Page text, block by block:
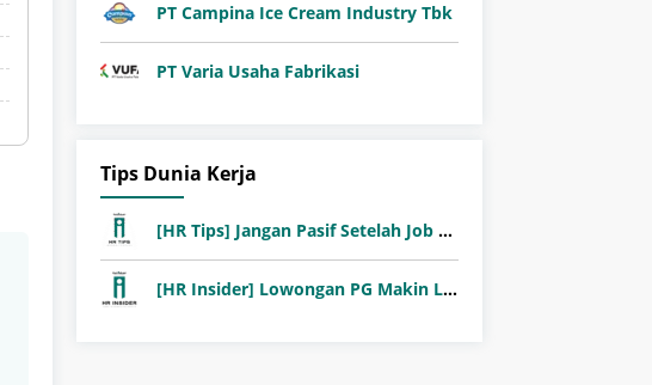
PT Campina Ice Cream Industry Tbk
PT Varia Usaha Fabrikasi
Tips Dunia Kerja
[HR Tips] Jangan Pasif Setelah Job Fair! Ini Pentingnya Follow-Up Setelah Job Fair
[HR Insider] Lowongan PG Makin Langka: Murni Seleksi atau Jalur Orang Dalam?